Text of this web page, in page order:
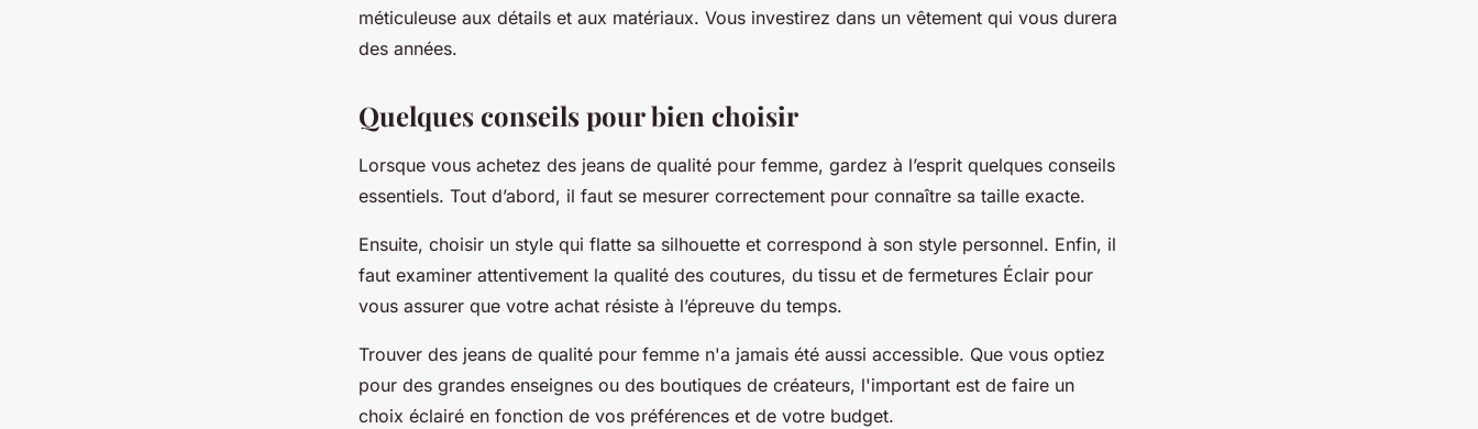
méticuleuse aux détails et aux matériaux. Vous investirez dans un vêtement qui vous durera
des années.
Quelques conseils pour bien choisir
Lorsque vous achetez des jeans de qualité pour femme, gardez à l’esprit quelques conseils
essentiels. Tout d’abord, il faut se mesurer correctement pour connaître sa taille exacte.
Ensuite, choisir un style qui flatte sa silhouette et correspond à son style personnel. Enfin, il
faut examiner attentivement la qualité des coutures, du tissu et de fermetures Éclair pour
vous assurer que votre achat résiste à l’épreuve du temps.
Trouver des jeans de qualité pour femme n'a jamais été aussi accessible. Que vous optiez
pour des grandes enseignes ou des boutiques de créateurs, l'important est de faire un
choix éclairé en fonction de vos préférences et de votre budget.